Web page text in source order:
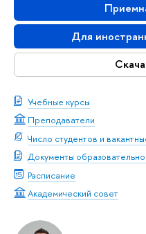
Для
Учебные курсы
Преподаватели
Число студентов и
Документы
Расписание
Академический совет